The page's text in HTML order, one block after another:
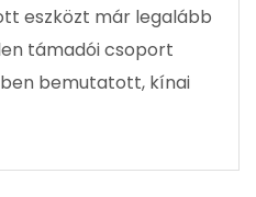
eszközt már legalább
támadói csoport
bemutatott, kínai